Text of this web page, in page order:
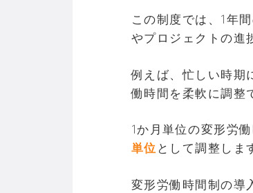
この制度では、1年
やプロジェクトの進
例えば、忙しい時期
働時間を柔軟に調整
1か月単位の変形労
単位 として調整しま
変形労働時間制の導